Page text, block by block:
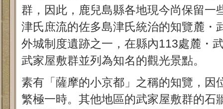
群，因此，鹿兒島縣各地現今尚保留一
津氏庶流的佐多島津氏統治的知覽麓・
外城制度遺跡之一，在縣內113處麓・
武家屋敷群並列為知名的觀光景點。
素有「薩摩的小京都」之稱的知覽，因
繁極一時。其他地區的武家屋敷群的石